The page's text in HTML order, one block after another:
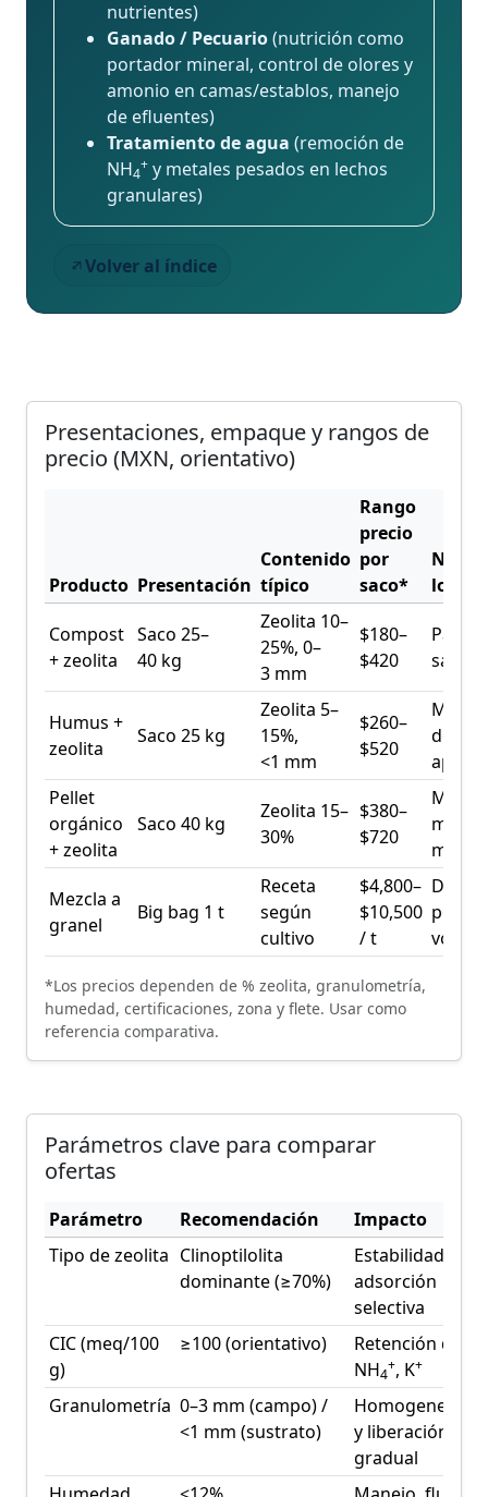
nutrientes)
Ganado / Pecuario(nutrición como
portador mineral, control de olores y
amonio en camas/establos, manejo
de efluentes)
Tratamiento de agua (remoción de
NH4
+ y metales pesados en lechos
granulares)
Volver al índice
Presentaciones, empaque y rangos de
precio (MXN, orientativo)
Producto Presentación
Contenido
típico
Rango
precio
por
saco*
Notas
Compost
+ zeolita
Saco 25–
40 kg
Zeolita 10–
25%, 0–
3 mm
$180–
$420
Pallet
sacos
Humus +
zeolita
Saco 25 kg
Zeolita 5–
15%,
<1 mm
$260–
$520
Mayor
Pellet
orgánico
+ zeolita
Saco 40 kg
Zeolita 15–
30%
$380–
$720
Mejor
Mezcla a
granel
Big bag 1 t
Receta
según
cultivo
$4,800–
$10,500
/ t
por
*Los precios dependen de % zeolita, granulometría,
humedad, certificaciones, zona y flete. Usar como
referencia comparativa.
Parámetros clave para comparar
ofertas
Parámetro Recomendación
Impacto
Tipo de zeolita Clinoptilolita
dominante (≥70%)
Estabilidad y
adsorción
selectiva
CIC (meq/100
g)
≥100 (orientativo)
Retención de
NH4
+, K+
Granulometría 0–3 mm (campo) /
<1 mm (sustrato)
Homogeneidad
y liberación
gradual